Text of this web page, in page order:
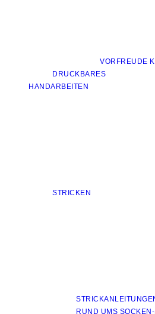
VORFREUDE
DRUCKBARES
HANDARBEITEN
STRICKEN
RUND UMS